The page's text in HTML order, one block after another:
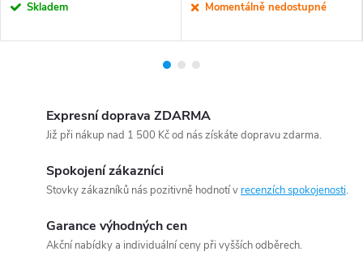
Expresní doprava ZDARMA
Již při nákup nad 1 500 Kč od nás získáte dopravu zdarma.
Spokojení zákazníci
Stovky zákazníků nás pozitivně hodnotí v recenzích spokojenosti.
Garance výhodných cen
Akční nabídky a individuální ceny při vyšších odběrech.
cena:Skladem
cena:Momentálně nedostupné